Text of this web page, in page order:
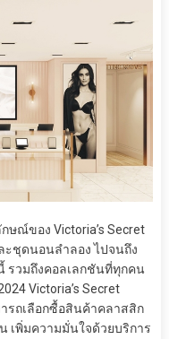
ณ์ของ Victoria’s Secret
ะชุดนอนลำลอง ไปจนถึง
รวมถึงคอลเลกชันที่ทุกคน
Victoria’s Secret
ารถเลือกซื้อสินค้าคลาสสิก
เพิ่มความมั่นใจด้วยบริการ